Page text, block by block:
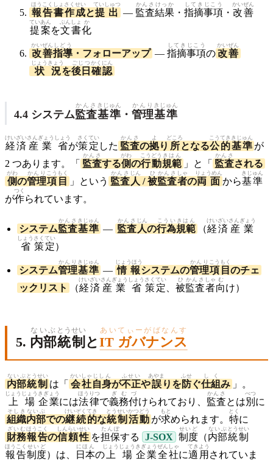
報告
ほうこく
書
しょ
作成
さくせい
と提出
ていしゅつ
— 監査
かんさ
結果
けっか
・ 指摘
してき
事項
じこう
・ 改善
かいぜん
提案
ていあん
を文書
ぶんしょ
化
か
改善
かいぜん
指導
しどう
・フォローアップ — 指摘
してき
事項
じこう
の改善
かいぜん
状況
じょうきょう
を後日
ごじつ
確認
かくにん
4.4 システム監査
かんさ
基準
きじゅん
・ 管理
かんり
基準
きじゅん
経済
けいざい
産業
さんぎょう
省
しょう
が策定
さくてい
した 監査
かんさ
の拠
よ
り 所
どころ
となる公的
こうてき
基準
きじゅん
が
2 つあります。「 監査
かんさ
する側
がわ
の行動
こうどう
規範
きはん
」と「 監査
かんさ
される
側
がわ
の管理
かんり
項目
こうもく
」という 監査
かんさ
人
じん
/被
ひ
監査
かんさ
者
しゃ
の両面
りょうめん
から基準
きじゅん
が作
つく
られています。
システム監査
かんさ
基準
きじゅん
— 監査
かんさ
人
じん
の行為
こうい
規範
きはん
（経済
けいざい
産業
さんぎょう
省
しょう
策定
さくてい
）
システム管理
かんり
基準
きじゅん
— 情報
じょうほう
システムの管理
かんり
項目
こうもく
のチェ
ックリスト
（経済
けいざい
産業
さんぎょう
省
しょう
策定
さくてい
被
ひ
監査
かんさ
者
しゃ
向
む
け）
5. 内部
ないぶ
統制
とうせい
とIT ガバナンス
あいてぃーがばなんす
内部
ないぶ
統制
とうせい
は「 会社
かいしゃ
自身
じしん
が不正
ふせい
や誤
あやま
りを防
ふせ
ぐ仕組
しく
み 」。
上場
じょうじょう
企業
きぎょう
には法律
ほうりつ
で義務付
ぎむづ
けられており、 監査
かんさ
とは別
べつ
に
組織
そしき
内部
ないぶ
での継続
けいぞく
的
てき
な統制
とうせい
活動
かつどう
が求
もと
められます。 特
とく
に
財務
ざいむ
報告
ほうこく
の信頼
しんらい
性
せい
を担保
たんぽ
する J-SOX 制度
せいど
（内部
ないぶ
統制
とうせい
報告
ほうこく
制度
せいど
）は、 日本
にほん
の 上場
じょうじょう
企業
きぎょう
全社
ぜんしゃ
に適用
てきよう
されていま